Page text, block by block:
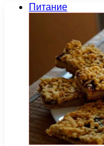
Питание